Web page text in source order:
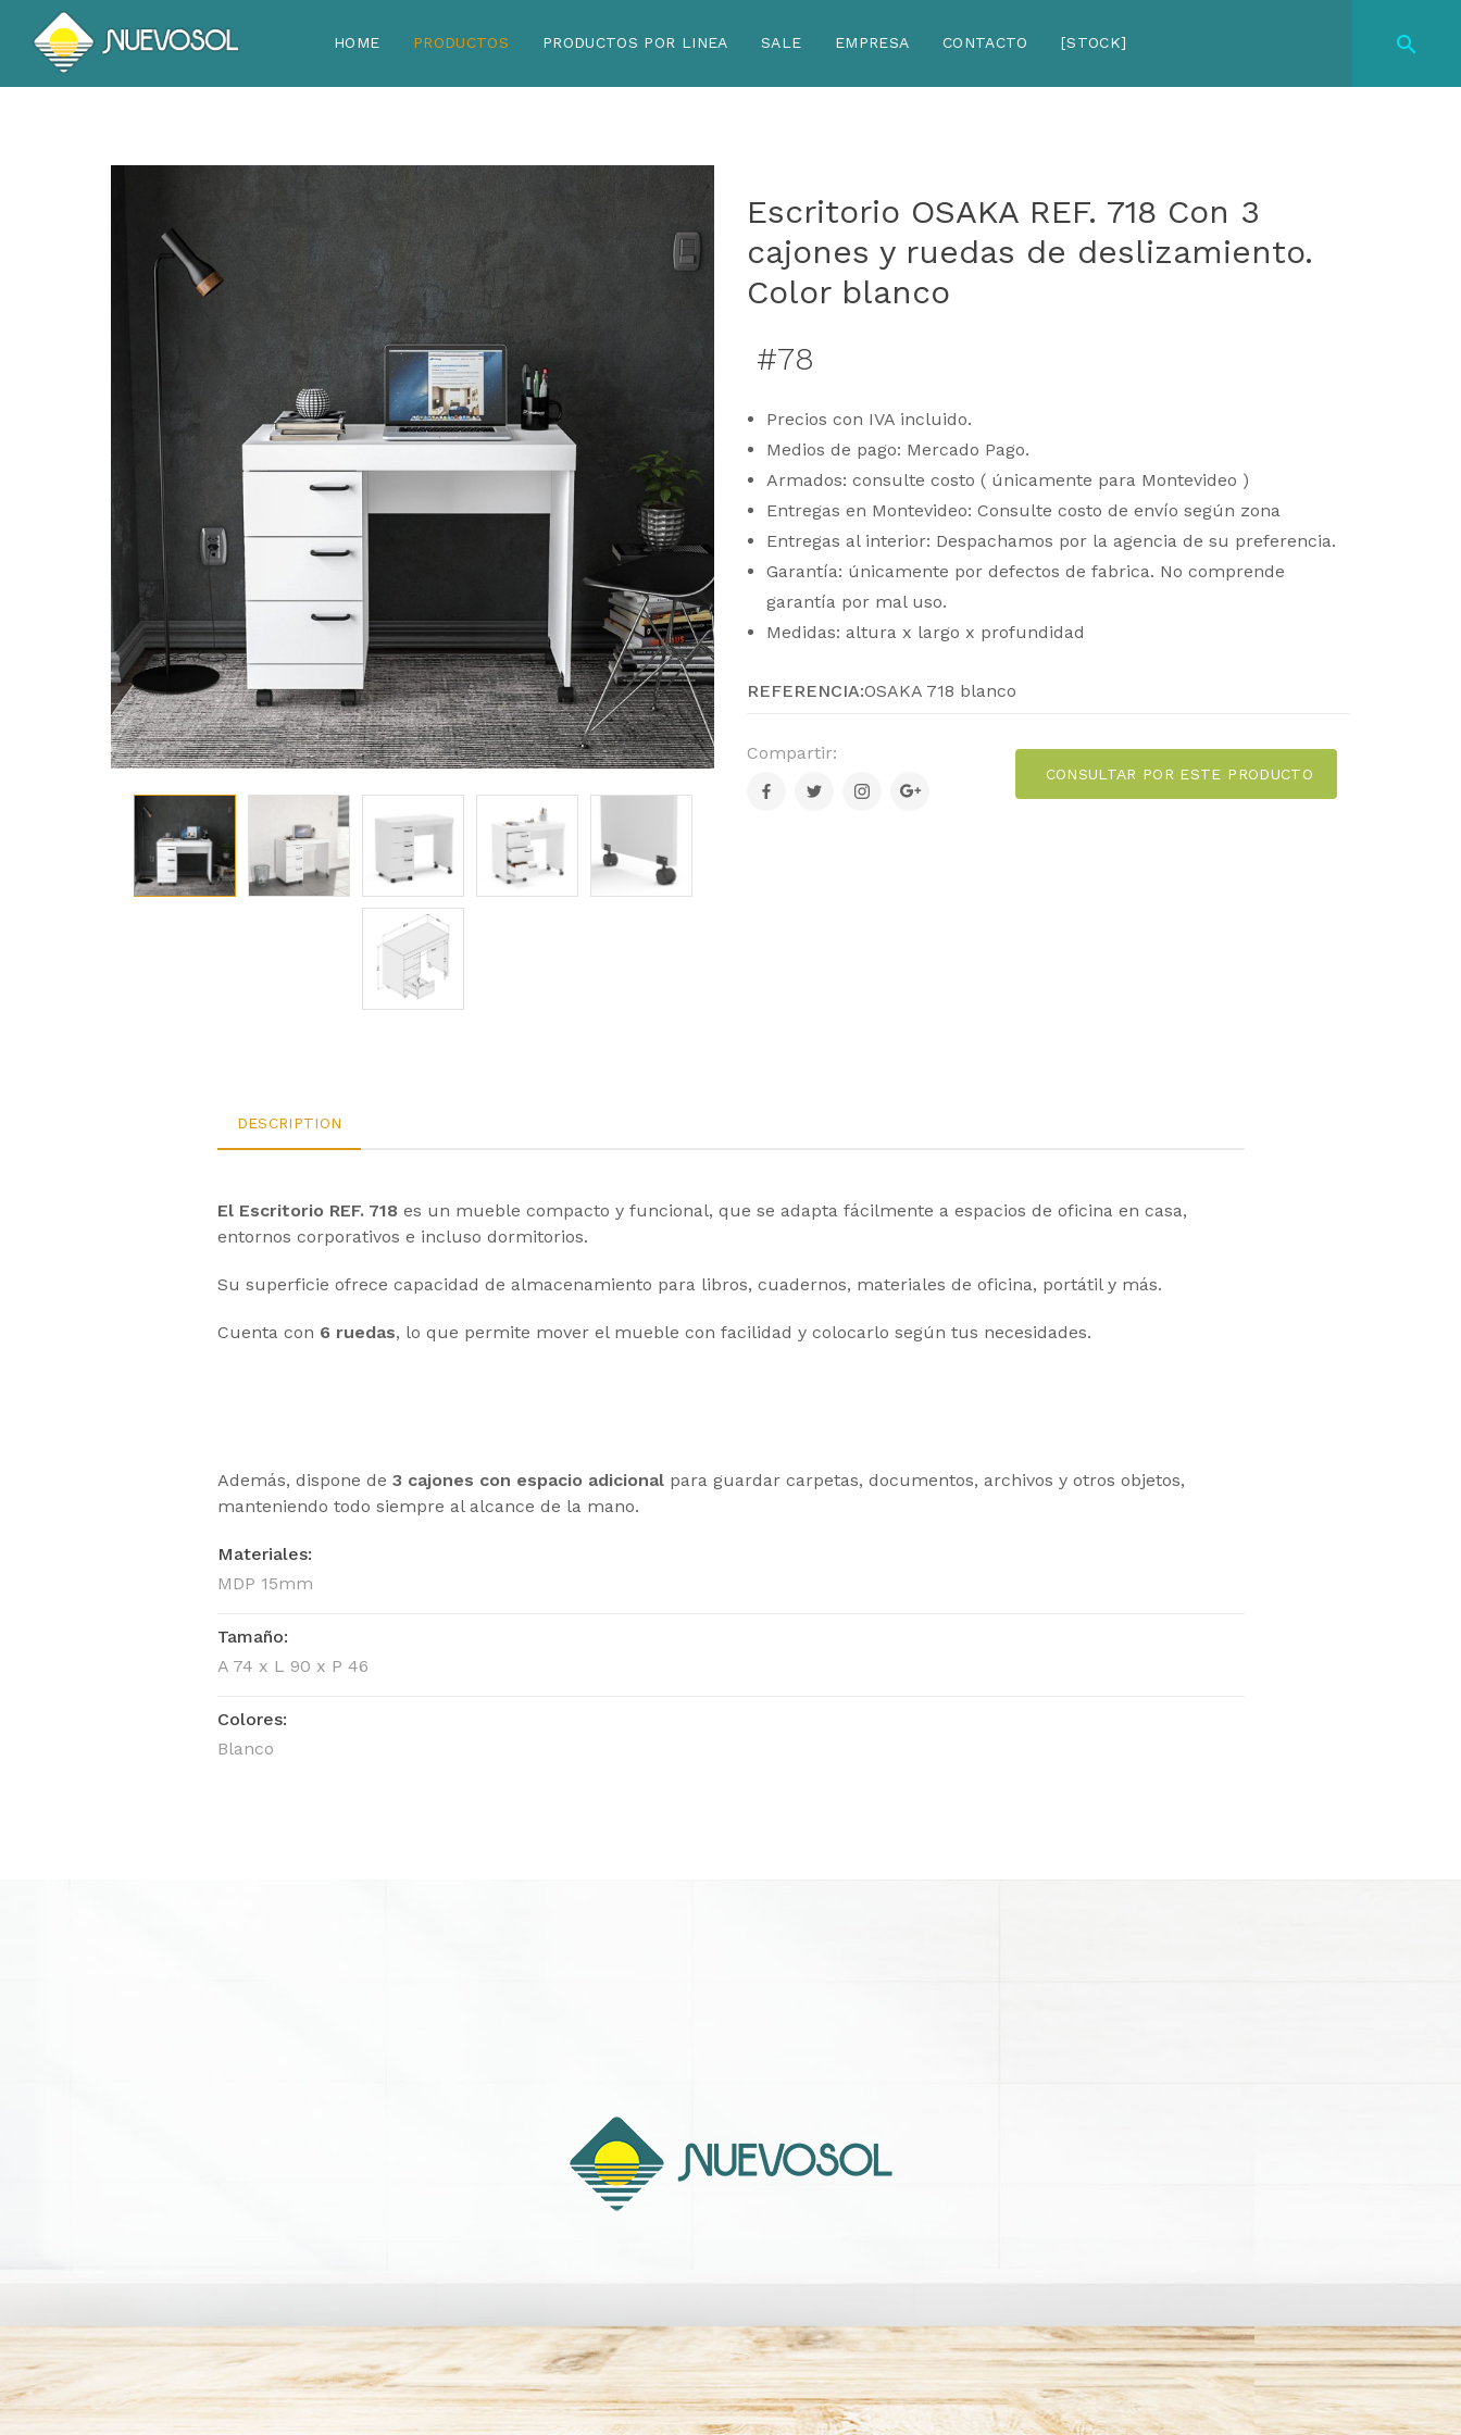
HOME PRODUCTOS PRODUCTOS POR LINEA SALE EMPRESA CONTACTO [STOCK]
Escritorio OSAKA REF. 718 Con 3
cajones y ruedas de deslizamiento.
Color blanco
#78
Precios con IVA incluido.
Medios de pago: Mercado Pago.
Armados: consulte costo ( únicamente para Montevideo )
Entregas en Montevideo: Consulte costo de envío según zona
Entregas al interior: Despachamos por la agencia de su preferencia.
Garantía: únicamente por defectos de fabrica. No comprende
garantía por mal uso.
Medidas: altura x largo x profundidad
REFERENCIA:OSAKA 718 blanco
Compartir:
CONSULTAR POR ESTE PRODUCTO
DESCRIPTION
El Escritorio REF. 718 es un mueble compacto y funcional, que se adapta fácilmente a espacios de oficina en casa,
entornos corporativos e incluso dormitorios.
Su superficie ofrece capacidad de almacenamiento para libros, cuadernos, materiales de oficina, portátil y más.
Cuenta con 6 ruedas, lo que permite mover el mueble con facilidad y colocarlo según tus necesidades.
Además, dispone de 3 cajones con espacio adicionalpara guardar carpetas, documentos, archivos y otros objetos,
manteniendo todo siempre al alcance de la mano.
Materiales:
MDP 15mm
Tamaño:
A 74 x L 90 x P 46
Colores:
Blanco